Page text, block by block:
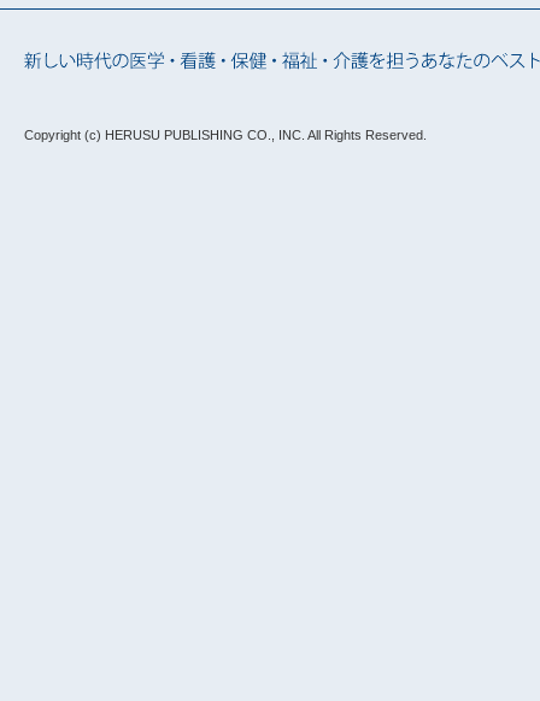
Copyright (c) HERUSU PUBLISHING CO., INC. All Rights Reserved.